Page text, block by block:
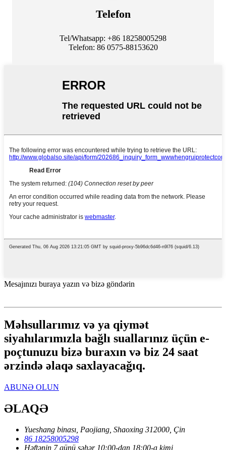
Telefon
Tel/Whatsapp: +86 18258005298
Telefon: 86 0575-88153620
Mesajınızı buraya yazın və bizə göndərin
Məhsullarımız və ya qiymət
siyahılarımızla bağlı suallarınız üçün e-
poçtunuzu bizə buraxın və biz 24 saat
ərzində əlaqə saxlayacağıq.
ABUNƏ OLUN
ƏLAQƏ
Yueshang binası, Paojiang, Shaoxing 312000, Çin
86 18258005298
Həftənin 7 günü səhər 10:00-dan 18:00-a kimi